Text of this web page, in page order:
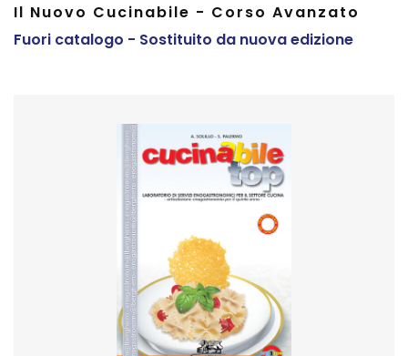
Il Nuovo Cucinabile - Corso Avanzato
Fuori catalogo - Sostituito da nuova edizione